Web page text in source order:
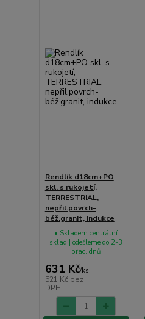
Rendlík d18cm+PO
skl. s rukojetí,
TERRESTRIAL,
nepřil.povrch-
béž.granit, indukce
631 Kč/ks
521 Kč bez
DPH
• Skladem centrální
sklad | odešleme do 2-3
prac. dnů